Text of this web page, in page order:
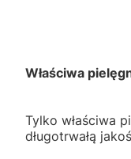
Właściwa
Tylko właściwa
długotrwałą